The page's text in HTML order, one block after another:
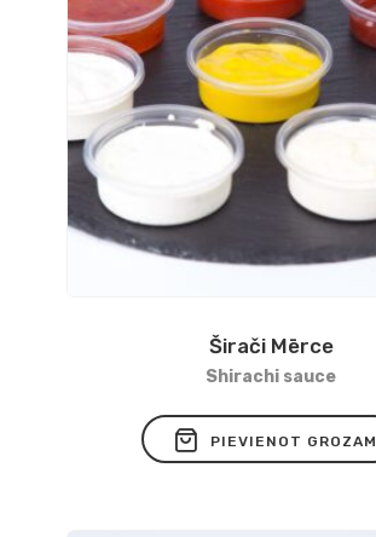
Širači Mērce
Shirachi sauce
PIEVIENOT GROZAM